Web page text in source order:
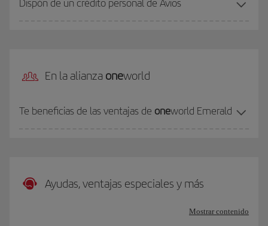
Dispón de un crédito personal de Avios
En la alianza oneworld
Te beneficias de las ventajas de oneworld Emerald
Ayudas, ventajas especiales y más
Mostrar contenido